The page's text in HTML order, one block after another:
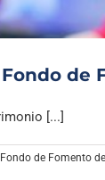
de
[...]
Fondo de Fomento